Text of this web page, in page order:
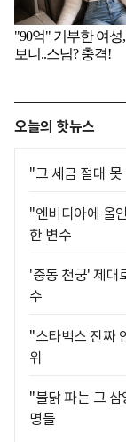
오늘의 핫뉴스
"그 세금 절대
"엔비디아에 올
한 변수
'중동 천궁' 제대
수
"스타벅스 진짜
위
"불닭 파는 그
명들